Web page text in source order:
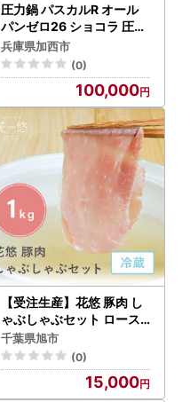
圧力鍋 パスカルR オール
パンゼロ26 ショコラ 圧力
鍋
兵庫県加西市
(0)
100,000
【受注生産】花悠 豚肉 し
ゃぶしゃぶセット ロース･
モモ 計1kg！【真空パック
】【冷蔵】
千葉県旭市
(0)
15,000